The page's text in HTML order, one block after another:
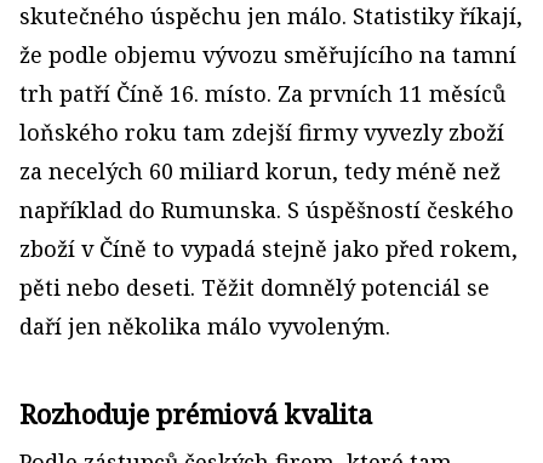
skutečného úspěchu jen málo. Statistiky říkají,
že podle objemu vývozu směřujícího na tamní
trh patří Číně 16. místo. Za prvních 11 měsíců
loňského roku tam zdejší firmy vyvezly zboží
za necelých 60 miliard korun, tedy méně než
například do Rumunska. S úspěšností českého
zboží v Číně to vypadá stejně jako před rokem,
pěti nebo deseti. Těžit domnělý potenciál se
daří jen několika málo vyvoleným.
Rozhoduje prémiová kvalita